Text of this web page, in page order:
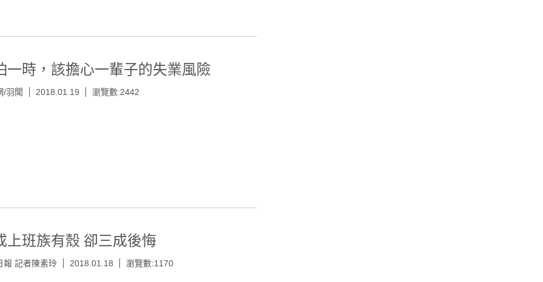
一時，該擔心一輩子的失業風險
/羽聞 2018.01.19 瀏覽數:2442
上班族有殼 卻三成後悔
報 記者陳素玲 2018.01.18 瀏覽數:1170